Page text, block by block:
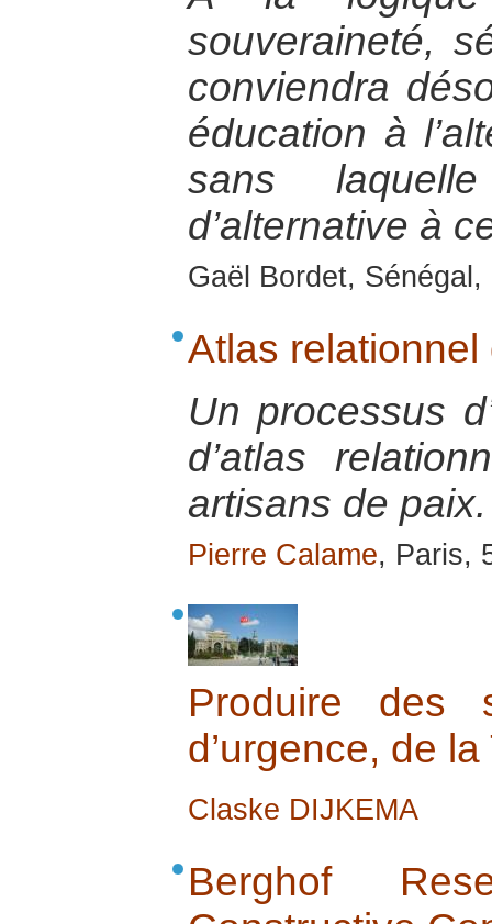
souveraineté,
conviendra
éducation à
sans
d’alternative à
Gaël Bordet,
Atlas relationnel
Un processus
d’atlas
artisans de paix.
Pierre Calame, Paris,
Produire des
d’urgence, de
Claske DIJKEMA
Berghof